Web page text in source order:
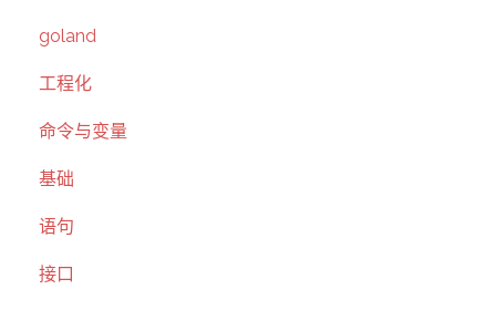
goland
工程化
命令与变量
基础
语句
接口